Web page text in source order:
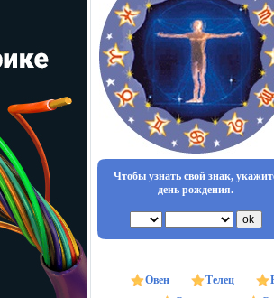
Чтобы узнать свой знак,
день рождения.
Овен Телец